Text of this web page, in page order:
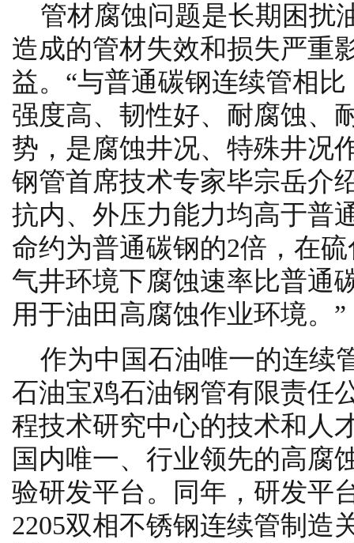
管材腐蚀问题是长期困扰
造成的管材失效和损失严重
益。“与普通碳钢连续管相
强度高、韧性好、耐腐蚀、
势，是腐蚀井况、特殊井况
钢管首席技术专家毕宗岳介
抗内、外压力能力均高于普
命约为普通碳钢的2倍，在
气井环境下腐蚀速率比普通
用于油田高腐蚀作业环境。”
作为中国石油唯一的连续
石油宝鸡石油钢管有限责任
程技术研究中心的技术和人
国内唯一、行业领先的高腐
验研发平台。同年，研发平
2205双相不锈钢连续管制造